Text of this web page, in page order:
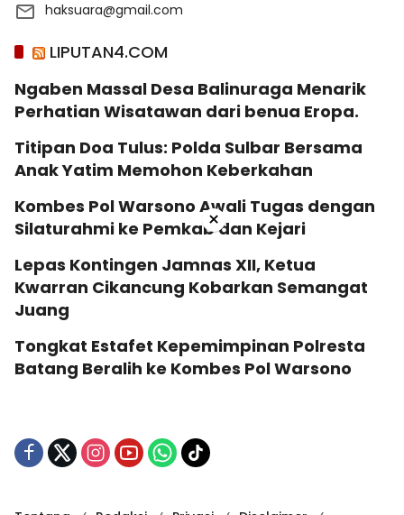
haksuara@gmail.com
LIPUTAN4.COM
Ngaben Massal Desa Balinuraga Menarik
Perhatian Wisatawan dari benua Eropa.
Titipan Doa Tulus: Polda Sulbar Bersama
Anak Yatim Memohon Keberkahan
Kombes Pol Warsono Awali Tugas dengan
Silaturahmi ke Pemkab dan Kejari
Lepas Kontingen Jamnas XII, Ketua
Kwarran Cikancung Kobarkan Semangat
Juang
Tongkat Estafet Kepemimpinan Polresta
Batang Beralih ke Kombes Pol Warsono
×